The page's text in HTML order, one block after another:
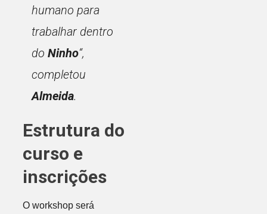
humano para
trabalhar dentro
do Ninho“,
completou
Almeida.
Estrutura do
curso e
inscrições
O workshop será